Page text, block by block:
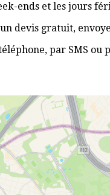
ends et les jours
devis gratuit,
par SMS ou